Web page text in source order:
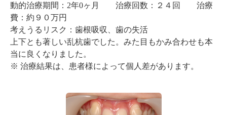
動的治療期間：2年0ヶ月 治療回数：２４回 治療
費：約９０万円
考えうるリスク：歯根吸収、歯の失活
上下とも著しい乱杭歯でした。みた目もかみ合わせも本
当に良くなりました。
※ 治療結果は、患者様によって個人差があります。